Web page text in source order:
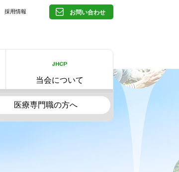
採用情報 お問い合わせ
当会について
医療専門職の方へ